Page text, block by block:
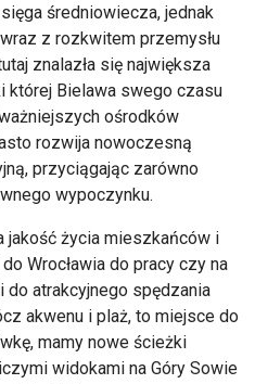
średniowiecza, jednak
z rozkwitem przemysłu
znalazła się największa
której Bielawa swego czasu
ośrodków
rozwija nowoczesną
przyciągając zarówno
wypoczynku.
jakość życia mieszkańców i
Wrocławia do pracy czy na
do atrakcyjnego spędzania
akwenu i plaż, to miejsce do
mamy nowe ścieżki
widokami na Góry Sowie